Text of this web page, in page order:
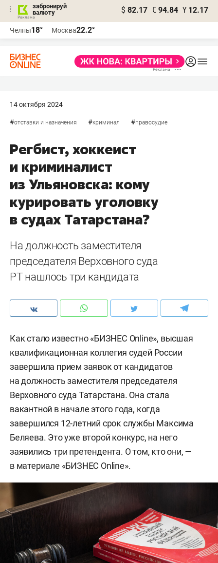
забронируй
валюту
$ 82.17 € 94.84 ¥ 12.17
Челны18° Москва22.2°
14 октября 2024
#отставки и назначения #криминал #правосудие
Регбист, хоккеист
и криминалист
из Ульяновска: кому
курировать уголовку
в судах Татарстана?
На должность заместителя
председателя Верховного суда
РТ нашлось три кандидата
Как стало известно «БИЗНЕС Online», высшая
квалификационная коллегия судей России
завершила прием заявок от кандидатов
на должность заместителя председателя
Верховного суда Татарстана. Она стала
вакантной в начале этого года, когда
завершился 12-летний срок службы Максима
Беляева. Это уже второй конкурс, на него
заявились три претендента. О том, кто они, —
в материале «БИЗНЕС Online».